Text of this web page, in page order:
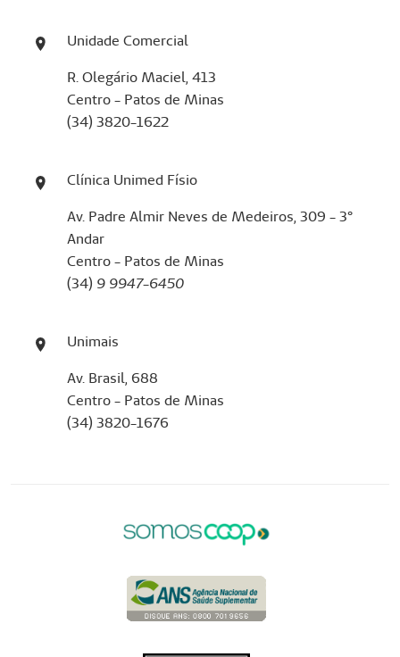
Unidade Comercial
R. Olegário Maciel, 413
Centro - Patos de Minas
(34) 3820-1622
Clínica Unimed Físio
Av. Padre Almir Neves de Medeiros, 309 - 3°
Andar
Centro - Patos de Minas
(34) 9 9947-6450
Unimais
Av. Brasil, 688
Centro - Patos de Minas
(34) 3820-1676